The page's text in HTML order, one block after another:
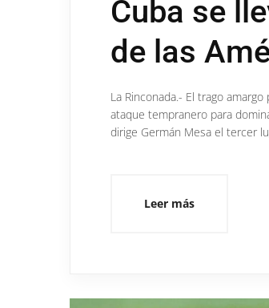
Cuba se
de las
La Rinconada.- El trago
ataque tempranero para
dirige Germán Mesa el tercer
Leer más